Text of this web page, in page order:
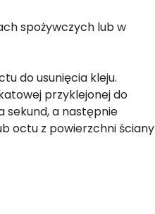
spożywczych lub w
do usunięcia kleju.
przyklejonej do
sekund, a następnie
octu z powierzchni ściany